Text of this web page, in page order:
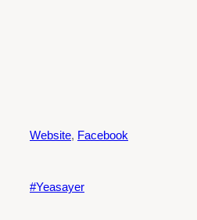
Website, Facebook
Yeasayer